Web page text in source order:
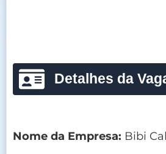
Detalhes da
Nome da Empresa: Bibi